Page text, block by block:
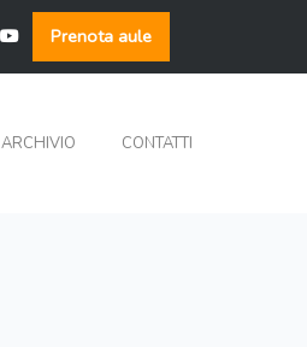
Prenota aule
ARCHIVIO CONTATTI